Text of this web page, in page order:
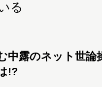
る
中露のネット世論
!?